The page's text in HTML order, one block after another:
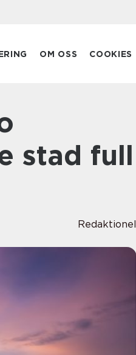
OM OSS COOKIES
stad full
Redaktionel